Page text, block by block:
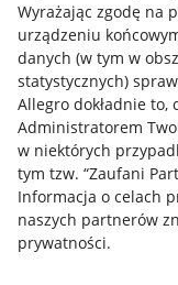
Wyrażając zgodę na
urządzeniu
danych (w tym w
statystycznych)
Allegro dokładnie to,
Administratorem
w niektórych
tym tzw. “Zaufani
Informacja o celach
naszych partnerów
prywatności.
Przydatne
Jak to działa